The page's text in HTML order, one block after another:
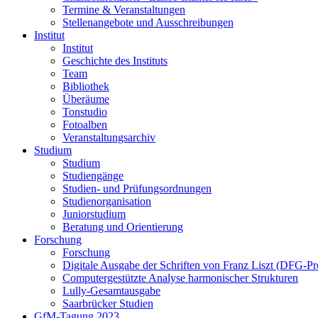
Termine & Veranstaltungen
Stellenangebote und Ausschreibungen
Institut
Institut
Geschichte des Instituts
Team
Bibliothek
Überäume
Tonstudio
Fotoalben
Veranstaltungsarchiv
Studium
Studium
Studiengänge
Studien- und Prüfungsordnungen
Studienorganisation
Juniorstudium
Beratung und Orientierung
Forschung
Forschung
Digitale Ausgabe der Schriften von Franz Liszt (DFG-
Computergestützte Analyse harmonischer Strukturen
Lully-Gesamtausgabe
Saarbrücker Studien